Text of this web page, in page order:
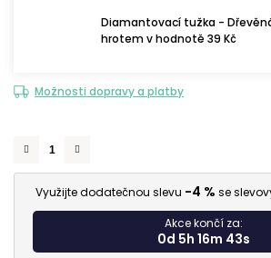
Diamantovací tužka -
hrotem v hodnotě 39 Kč
Možnosti dopravy a platby
Využijte dodatečnou slevu -4 % se
Akce končí za:
0d 5h 16m 42s